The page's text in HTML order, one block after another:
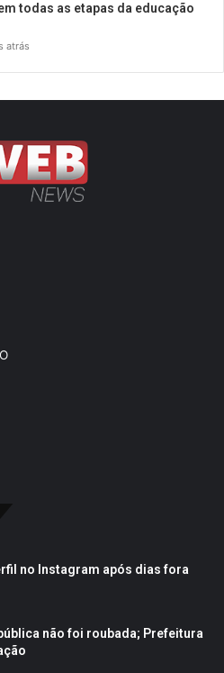
todas as etapas da educação
atrás
no Instagram após dias fora
não foi roubada; Prefeitura